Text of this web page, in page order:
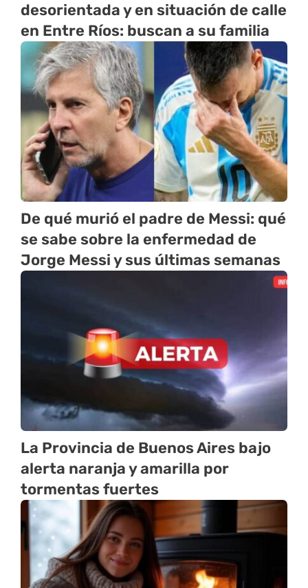
desorientada y en situación de calle
en Entre Ríos: buscan a su familia
De qué murió el padre de Messi: qué
se sabe sobre la enfermedad de
Jorge Messi y sus últimas semanas
La Provincia de Buenos Aires bajo
alerta naranja y amarilla por
tormentas fuertes